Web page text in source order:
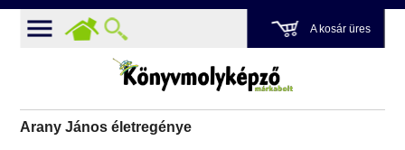
A kosár üres
Arany János életregénye